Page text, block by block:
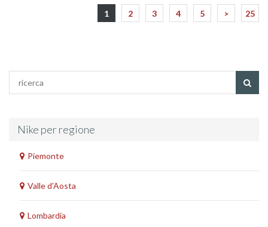
1 2 3 4 5 > 25
Nike per regione
Piemonte
Valle d'Aosta
Lombardia